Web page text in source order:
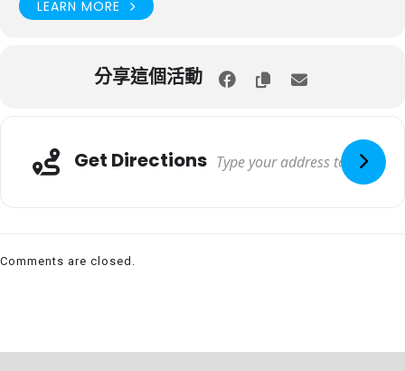
LEARN MORE
分享這個活動
Get Directions
Comments are closed.